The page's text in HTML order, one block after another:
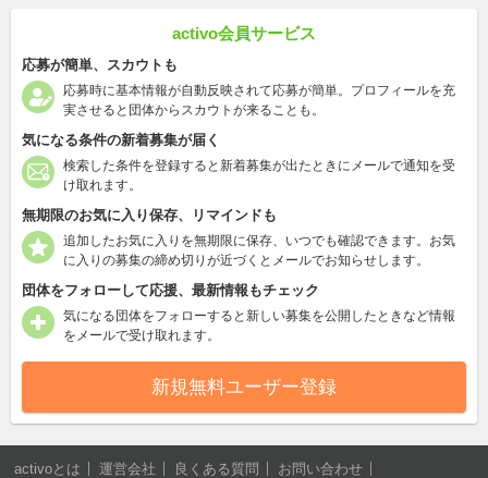
activo会員サービス
応募が簡単、スカウトも
応募時に基本情報が自動反映されて応募が簡単。プロフィールを充
実させると団体からスカウトが来ることも。
気になる条件の新着募集が届く
検索した条件を登録すると新着募集が出たときにメールで通知を受
け取れます。
無期限のお気に入り保存、リマインドも
追加したお気に入りを無期限に保存、いつでも確認できます。お気
に入りの募集の締め切りが近づくとメールでお知らせします。
団体をフォローして応援、最新情報もチェック
気になる団体をフォローすると新しい募集を公開したときなど情報
をメールで受け取れます。
新規無料ユーザー登録
activoとは 運営会社 良くある質問
お問い合わせ